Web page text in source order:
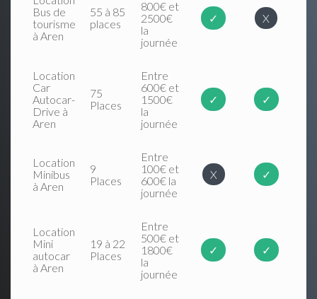
Bus de
tourisme
à Aren
55 à 85
places
800€ et
2500€
la
journée
✓ X
Location
Car
Autocar-
Drive à
Aren
75
Places
Entre
600€ et
1500€
la
journée
✓ ✓
Location
Minibus
à Aren
9
Places
Entre
100€ et
600€ la
journée
X ✓
Location
Mini
autocar
à Aren
19 à 22
Places
Entre
500€ et
1800€
la
journée
✓ ✓